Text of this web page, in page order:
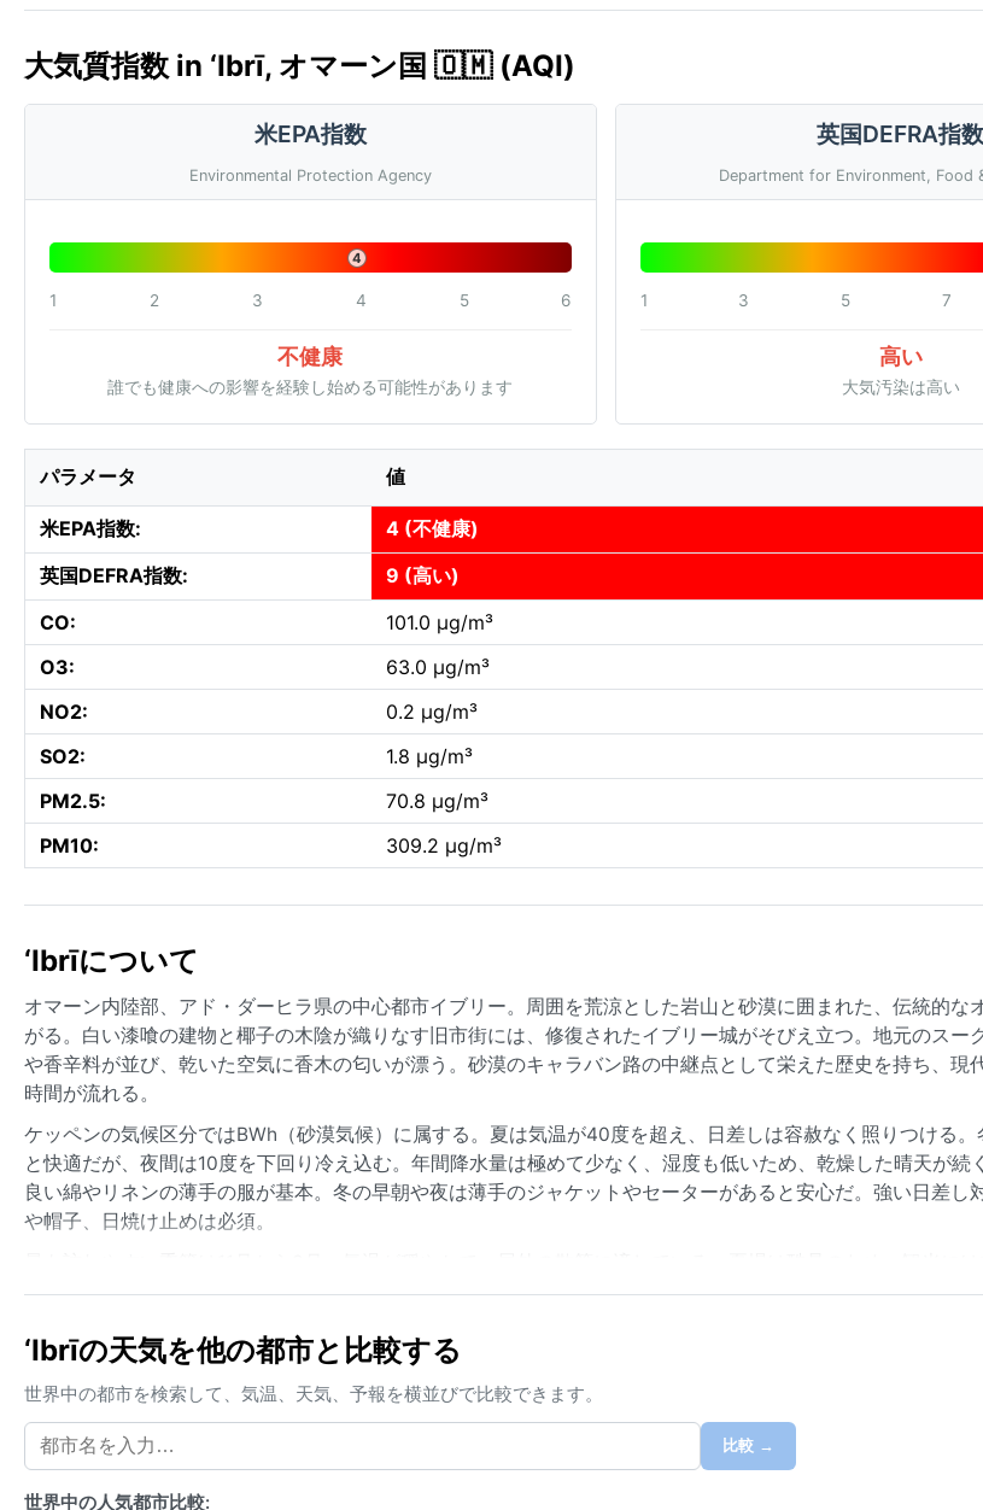
大気質指数 in ‘Ibrī, オマーン国 🇴🇲 (AQI)
米EPA指数
Environmental Protection Agency
4
1 2 3 4 5 6
不健康
誰でも健康への影響を経験し始める可能性があります
英国DEFRA指数
Department for Environment, Food
1 3 5 7
高い
大気汚染は高い
パラメータ 値
米EPA指数:
4 (不健康)
英国DEFRA指数:
9 (高い)
CO:
101.0 µg/m³
O3:
63.0 µg/m³
NO2:
0.2 µg/m³
SO2:
1.8 µg/m³
PM2.5:
70.8 µg/m³
PM10:
309.2 µg/m³
‘Ibrīについて
オマーン内陸部、アド・ダーヒラ県の中心都市イブリー。周囲を荒涼とした岩山と砂漠に囲まれた、伝統的な
がる。白い漆喰の建物と椰子の木陰が織りなす旧市街には、修復されたイブリー城がそびえ立つ。地元のスー
や香辛料が並び、乾いた空気に香木の匂いが漂う。砂漠のキャラバン路の中継点として栄えた歴史を持ち、現
時間が流れる。
ケッペンの気候区分ではBWh（砂漠気候）に属する。夏は気温が40度を超え、日差しは容赦なく照りつける
と快適だが、夜間は10度を下回り冷え込む。年間降水量は極めて少なく、湿度も低いため、乾燥した晴天が続
良い綿やリネンの薄手の服が基本。冬の早朝や夜は薄手のジャケットやセーターがあると安心だ。強い日差し
や帽子、日焼け止めは必須。
筆すべき現象としては、稀に発生するワジ（涸れ川）の鉄砲水が挙げられる。冬季にときおり低気圧が通過す
や洪水への注意が必要だが、基本的には年間を通じて安定した晴天に恵まれる。
‘Ibrīの天気を他の都市と比較する
世界中の都市を検索して、気温、天気、予報を横並びで比較できます。
比較 →
世界中の人気都市比較: